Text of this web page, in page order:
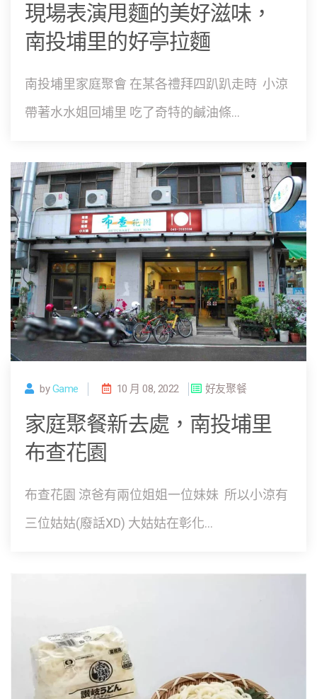
現場表演甩麵的美好滋味，
南投埔里的好亭拉麵
南投埔里家庭聚會 在某各禮拜四趴趴走時 小涼
帶著水水姐回埔里 吃了奇特的鹹油條...
byGame 10 月 08, 2022 好友聚餐
家庭聚餐新去處，南投埔里
布查花園
布查花園 涼爸有兩位姐姐一位妹妹 所以小涼有
三位姑姑(廢話XD) 大姑姑在彰化...